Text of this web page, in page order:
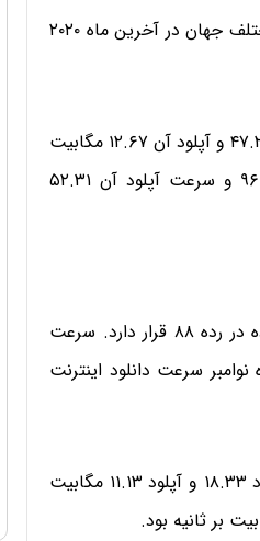
وب سایت Speedtest.comجدیدترین گزارش خود از سرعت اینترنت کشورهای مختلف جهان در آخرین ماه ۲۰۲۰
طبق این گزارش در ماه دسامبر ۲۰۲۰ متوسط سرعت دانلود اینترنت موبایل در جهان ۴۷.۲۰ و آپلود آن ۱۲.۶۷ مگابیت
بر ثانیه بوده است. از سوی دیگر متوسط سرعت دانلود اینترنت ثابت جهان ۹۶.۴۳ و سرعت آپلود آن ۵۲.۳۱
طبق این گزارش سرعت اینترنت موبایل ایران نسبت به ماه نوامبر ۴ پله سقوط کرده در رده ۸۸ قرار دارد. سرعت
برثانیه است. در ماه نوامبر سرعت دانلود اینترنت
این درحالی است که رتبه ایران در اینترنت ثابت یک پله رشد کرده و با سرعت دانلود ۱۸.۳۳ و آپلود ۱۱.۱۳ مگابیت